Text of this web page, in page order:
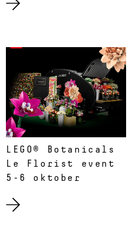
LEGO® Botanicals
Le Florist event
5-6 oktober